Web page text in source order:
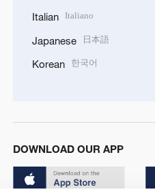
Italian Italiano
Japanese 日本語
Korean 한국어
DOWNLOAD OUR APP